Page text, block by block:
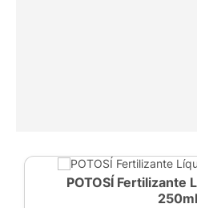
POTOSÍ Fertilizante
250ml